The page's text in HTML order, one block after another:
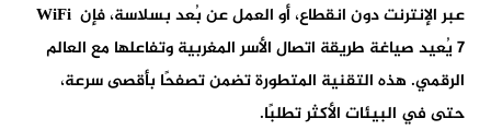
عبر الإنترنت دون انقطاع، أو العمل عن بُعد بسلاسة، فإن WiFi
7يُعيد صياغة طريقة اتصال الأسر المغربية وتفاعلها مع العالم
الرقمي. هذه التقنية المتطورة تضمنتصفحًا بأقصى سرعة،
حتى في البيئات الأكثر تطلبًا.